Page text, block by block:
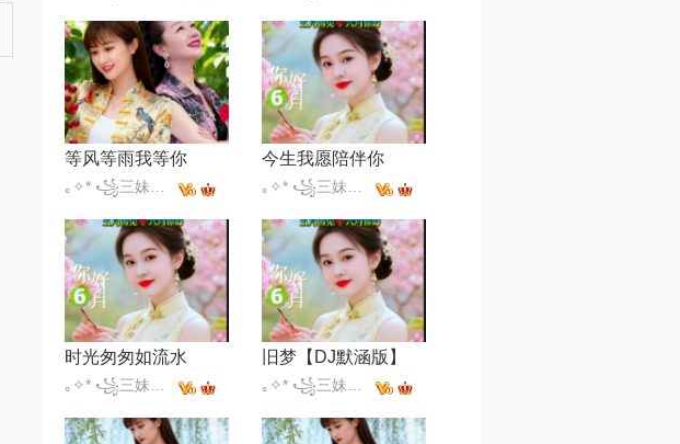
等风等雨我等你 今生我愿陪伴你
时光匆匆如流水 旧梦【DJ默涵版】